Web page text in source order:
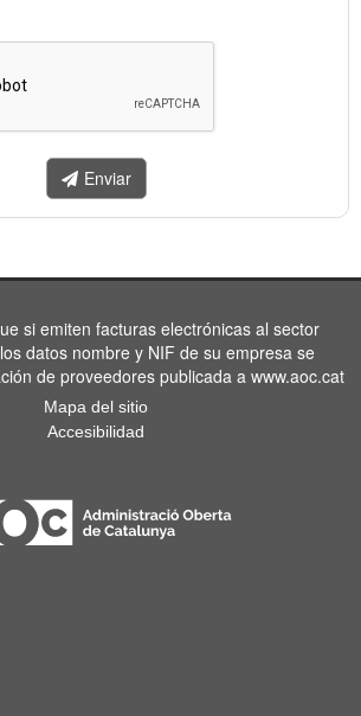
Enviar
si emiten facturas electrónicas al sector
datos nombre y NIF de su empresa se
de proveedores publicada a www.aoc.cat
Mapa del sitio
Accesibilidad